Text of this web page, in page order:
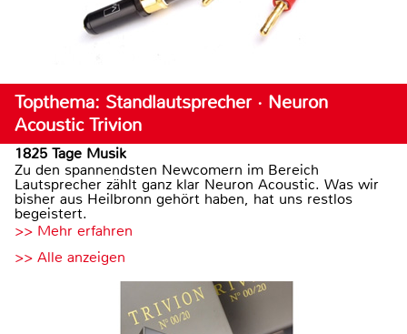
Topthema: Standlautsprecher · Neuron
Acoustic Trivion
1825 Tage Musik
Zu den spannendsten Newcomern im Bereich
Lautsprecher zählt ganz klar Neuron Acoustic. Was wir
bisher aus Heilbronn gehört haben, hat uns restlos
begeistert.
>> Mehr erfahren
>> Alle anzeigen